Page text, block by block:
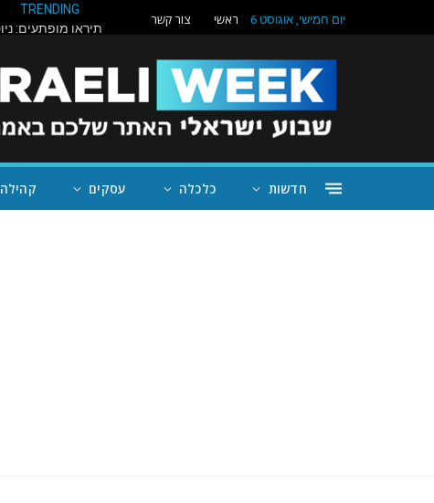
יום חמישי, אוגוסט 6 ראשי צור קשר
TRENDING
חדשות כלכלה עסקים קהילה